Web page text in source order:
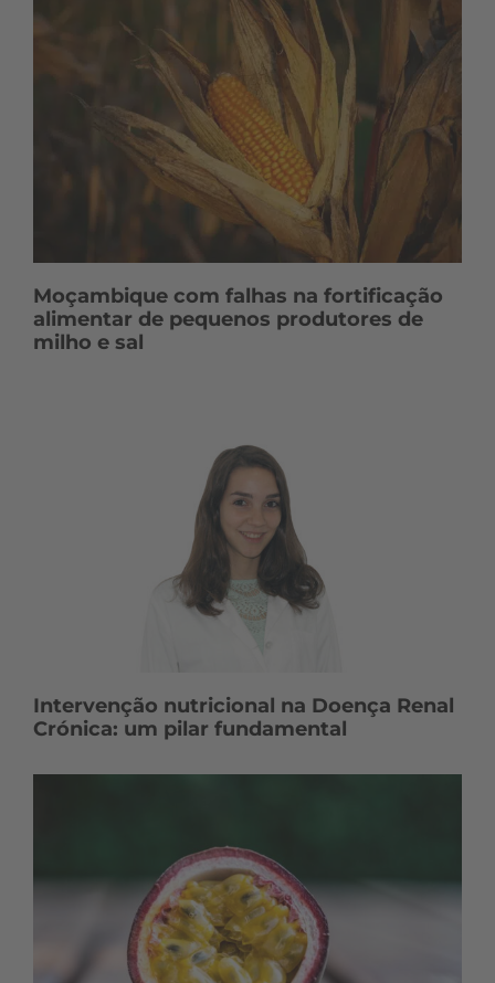
Moçambique com falhas na fortificação
alimentar de pequenos produtores de
milho e sal
Intervenção nutricional na Doença Renal
Crónica: um pilar fundamental